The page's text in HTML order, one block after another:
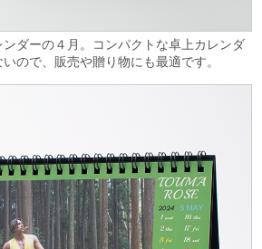
ダーの４月。コンパクトな卓上カレンダ
ので、販売や贈り物にも最適です。